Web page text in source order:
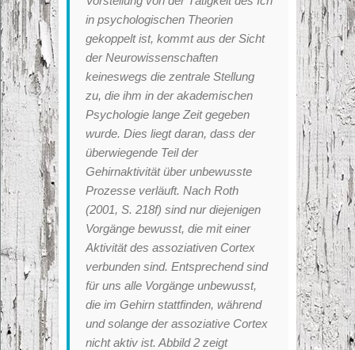
in psychologischen Theorien
gekoppelt ist, kommt aus der Sicht
der Neurowissenschaften
keineswegs die zentrale Stellung
zu, die ihm in der akademischen
Psychologie lange Zeit gegeben
wurde. Dies liegt daran, dass der
überwiegende Teil der
Gehirnaktivität über unbewusste
Prozesse verläuft. Nach Roth
(2001, S. 218f) sind nur diejenigen
Vorgänge bewusst, die mit einer
Aktivität des assoziativen Cortex
verbunden sind. Entsprechend sind
für uns alle Vorgänge unbewusst,
die im Gehirn stattfinden, während
und solange der assoziative Cortex
nicht aktiv ist. Abbild 2 zeigt